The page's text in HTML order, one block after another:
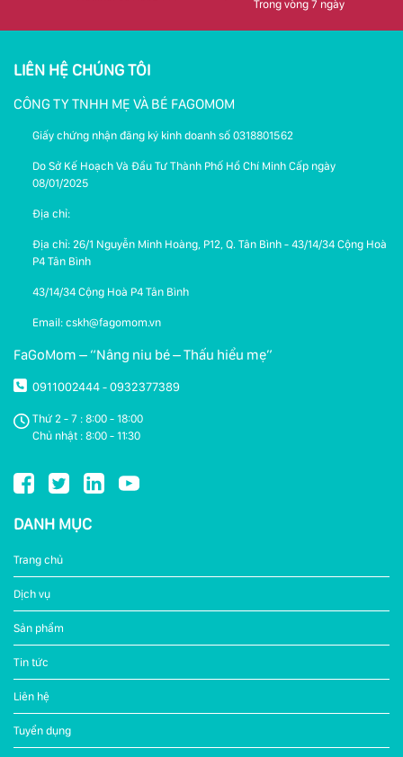
Trong vòng 7 ngày
LIÊN HỆ CHÚNG TÔI
CÔNG TY TNHH MẸ VÀ BÉ FAGOMOM
Giấy chứng nhận đăng ký kinh doanh số 0318801562
Do Sở Kế Hoạch Và Đầu Tư Thành Phố Hồ Chí Minh Cấp ngày
08/01/2025
Địa chỉ:
Địa chỉ: 26/1 Nguyễn Minh Hoàng, P12, Q. Tân Bình - 43/14/34 Cộng Hoà
P4 Tân Bình
43/14/34 Cộng Hoà P4 Tân Bình
Email: cskh@fagomom.vn
FaGoMom – “Nâng niu bé – Thấu hiểu mẹ”
0911002444 - 0932377389
Thứ 2 - 7 : 8:00 - 18:00
Chủ nhật : 8:00 - 11:30
DANH MỤC
Trang chủ
Dịch vụ
Sản phẩm
Tin tức
Liên hệ
Tuyển dụng